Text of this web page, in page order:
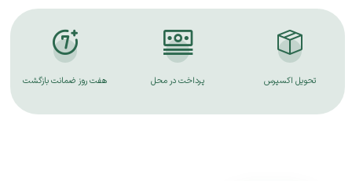
تحویل اکسپرس پرداخت در محل هفت روز ضمانت بازگشت